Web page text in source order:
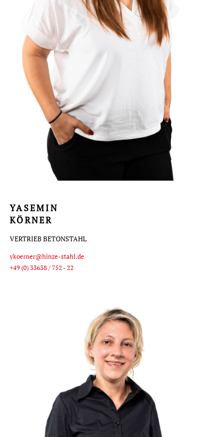
YASEMIN
KÖRNER
VERTRIEB BETONSTAHL
ykoerner@hinze-stahl.de
+49 (0) 33638 / 752 - 22